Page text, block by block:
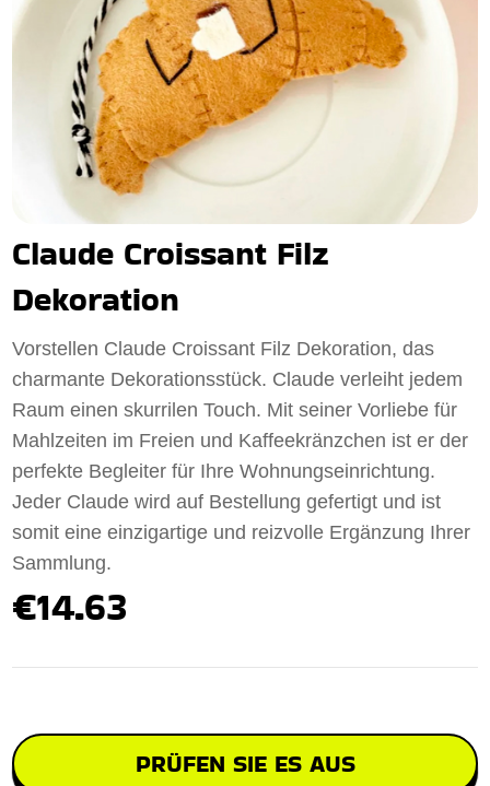
Claude Croissant Filz
Dekoration
Vorstellen Claude Croissant Filz Dekoration, das
charmante Dekorationsstück. Claude verleiht jedem
Raum einen skurrilen Touch. Mit seiner Vorliebe für
Mahlzeiten im Freien und Kaffeekränzchen ist er der
perfekte Begleiter für Ihre Wohnungseinrichtung.
Jeder Claude wird auf Bestellung gefertigt und ist
somit eine einzigartige und reizvolle Ergänzung Ihrer
Sammlung.
€14.63
PRÜFEN SIE ES AUS